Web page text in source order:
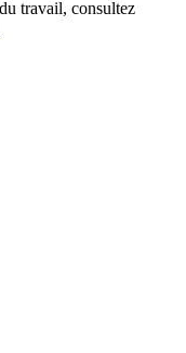
travail, consultez